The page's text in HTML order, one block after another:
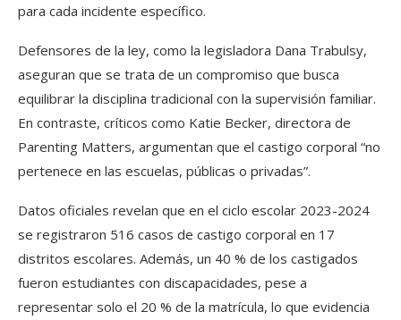
para cada incidente específico.
Defensores de la ley, como la legisladora Dana Trabulsy,
aseguran que se trata de un compromiso que busca
equilibrar la disciplina tradicional con la supervisión familiar.
En contraste, críticos como Katie Becker, directora de
Parenting Matters, argumentan que el castigo corporal “no
pertenece en las escuelas, públicas o privadas”.
Datos oficiales revelan que en el ciclo escolar 2023-2024
se registraron 516 casos de castigo corporal en 17
distritos escolares. Además, un 40 % de los castigados
fueron estudiantes con discapacidades, pese a
representar solo el 20 % de la matrícula, lo que evidencia